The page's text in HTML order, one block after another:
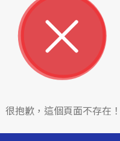
很抱歉，這個頁面不存在！